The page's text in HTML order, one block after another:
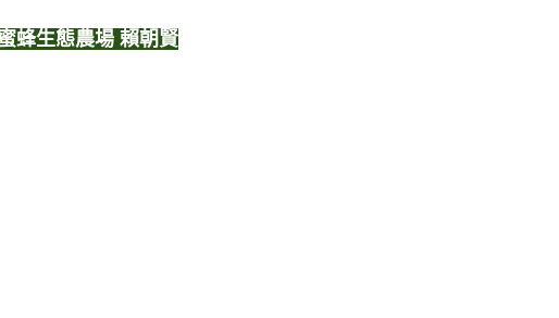
蜂生態農場 賴朝賢